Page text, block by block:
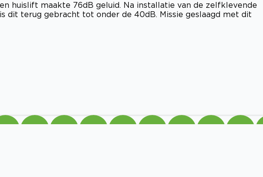
huislift maakte 76dB geluid. Na installatie van de zelfklevende
dit terug gebracht tot onder de 40dB. Missie geslaagd met dit